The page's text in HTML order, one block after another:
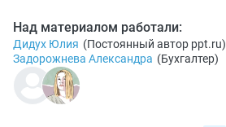
Над материалом работали:
Дидух Юлия (Постоянный автор ppt.ru)
Задорожнева Александра (Бухгалтер)